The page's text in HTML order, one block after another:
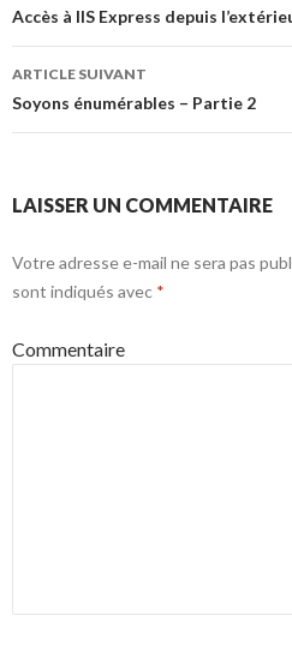
Navigation
des
articles
Accès à IIS Express depuis
ARTICLE SUIVANT
Soyons énumérables – Partie 2
LAISSER UN COMMENTAIRE
Votre adresse e-mail ne sera pas
sont indiqués avec *
Commentaire